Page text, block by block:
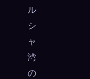
ル
シ
ャ
湾
の